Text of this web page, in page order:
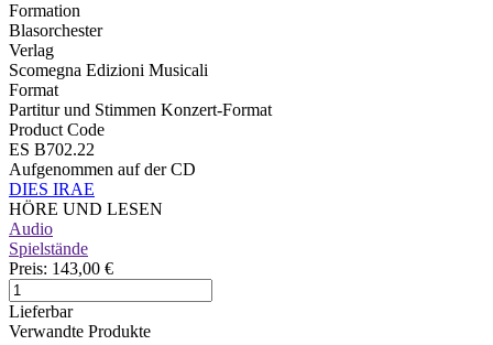
Formation
Blasorchester
Verlag
Scomegna Edizioni Musicali
Format
Partitur und Stimmen Konzert-Format
Product Code
ES B702.22
Aufgenommen auf der CD
DIES IRAE
HÖRE UND LESEN
Audio
Spielstände
Preis: 143,00 €
Lieferbar
Verwandte Produkte